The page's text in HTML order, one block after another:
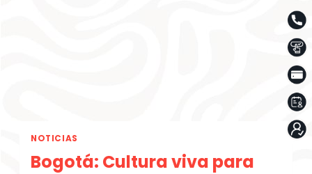
NOTICIAS
Bogotá: Cultura viva para